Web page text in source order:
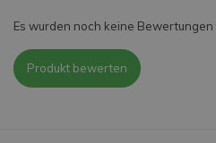
Es wurden noch keine
Produkt bewerten